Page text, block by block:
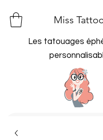
Miss
Les tatouages